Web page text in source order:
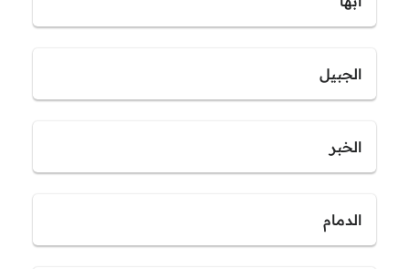
الجبيل
الخبر
الدمام